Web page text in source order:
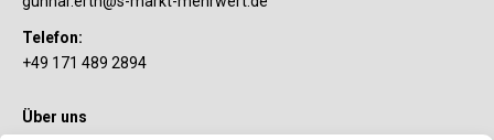
Telefon:
+49 171 489 2894
Über uns